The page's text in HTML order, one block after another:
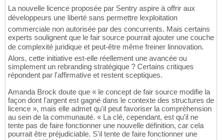
La nouvelle licence proposée par Sentry aspire à offrir aux
développeurs une liberté sans permettre lexploitation
commerciale non autorisée par des concurrents. Mais certains
experts soulignent que le fair source pourrait ajouter une couche
de complexité juridique et peut-être même freiner linnovation.
Alors, cette initiative est-elle réellement une avancée ou
simplement un rebranding stratégique ? Certains critiques
répondent par l'affirmative et restent sceptiques.
Amanda Brock doute que « le concept de fair source modifie la
façon dont l'argent est gagné dans le contexte des structures de
licence », mais elle admet qu'il peut favoriser la compréhension
au sein de la communauté. « La clé, cependant, est qu'il ne
tente pas de faire fonctionner une nouvelle définition, car cela
pourrait être préjudiciable. S'il tente de faire fonctionner une